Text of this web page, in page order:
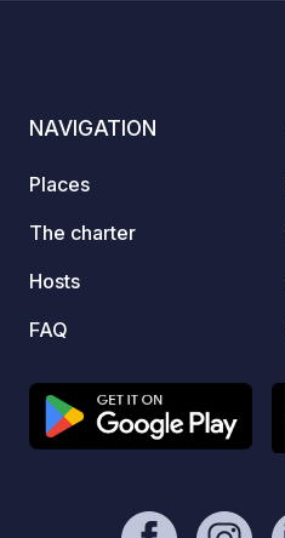
this listing!
NAVIGATION
Places
The charter
Hosts
FAQ